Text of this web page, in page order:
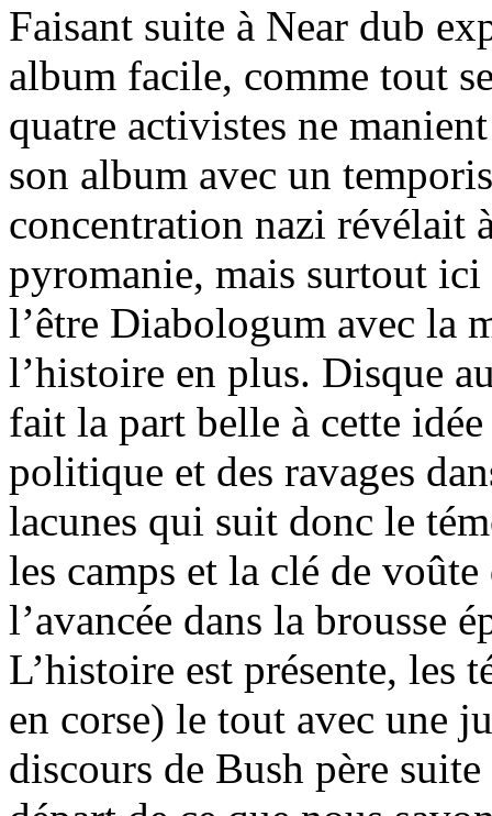
Faisant suite à Near dub
album facile, comme tout
quatre activistes ne
son album avec un
concentration nazi révélait
pyromanie, mais surtout
l’être Diabologum avec la
l’histoire en plus. Disque
fait la part belle à cette
politique et des ravages
lacunes qui suit donc le
les camps et la clé de
l’avancée dans la brousse
L’histoire est présente, les
en corse) le tout avec une
discours de Bush père